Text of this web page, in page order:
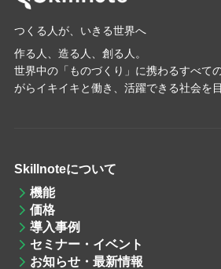
つくる人が、いきる世界へ
作る人、造る人、創る人。
世界中の「ものづくり」に携わるすべて
がらイキイキと働き、活躍できる社会を
Skillnoteについて
機能
価格
導入事例
セミナー・イベント
お知らせ・最新情報